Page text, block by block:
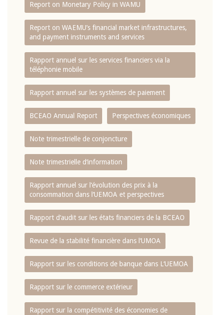
Report on Monetary Policy in WAMU
Report on WAEMU’s financial market infrastructures,
and payment instruments and services
Rapport annuel sur les services financiers via la
téléphonie mobile
Rapport annuel sur les systèmes de paiement
BCEAO Annual Report Perspectives économiques
Note trimestrielle de conjoncture
Note trimestrielle d‘information
Rapport annuel sur l‘évolution des prix à la
consommation dans l‘UEMOA et perspectives
Rapport d‘audit sur les états financiers de la BCEAO
Revue de la stabilité financière dans l‘UMOA
Rapport sur les conditions de banque dans L‘UEMOA
Rapport sur le commerce extérieur
Rapport sur la compétitivité des économies de